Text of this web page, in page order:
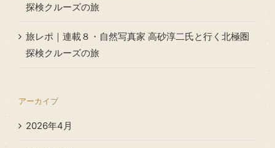
探検クルーズの旅
旅レポ｜連載８・自然写真家 高砂淳二氏と行く北極圏
探検クルーズの旅
アーカイブ
2026年4月